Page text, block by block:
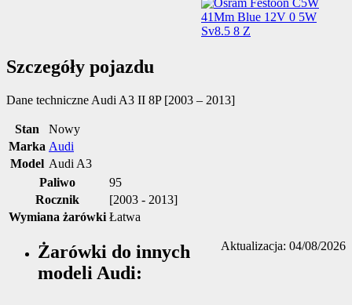
Szczegóły pojazdu
Dane techniczne Audi A3 II 8P [2003 – 2013]
Stan
Nowy
Marka Audi
Model Audi A3
Paliwo
95
Rocznik
[2003 - 2013]
Wymiana żarówki Łatwa
Aktualizacja: 04/08/2026
Żarówki do innych
modeli Audi: